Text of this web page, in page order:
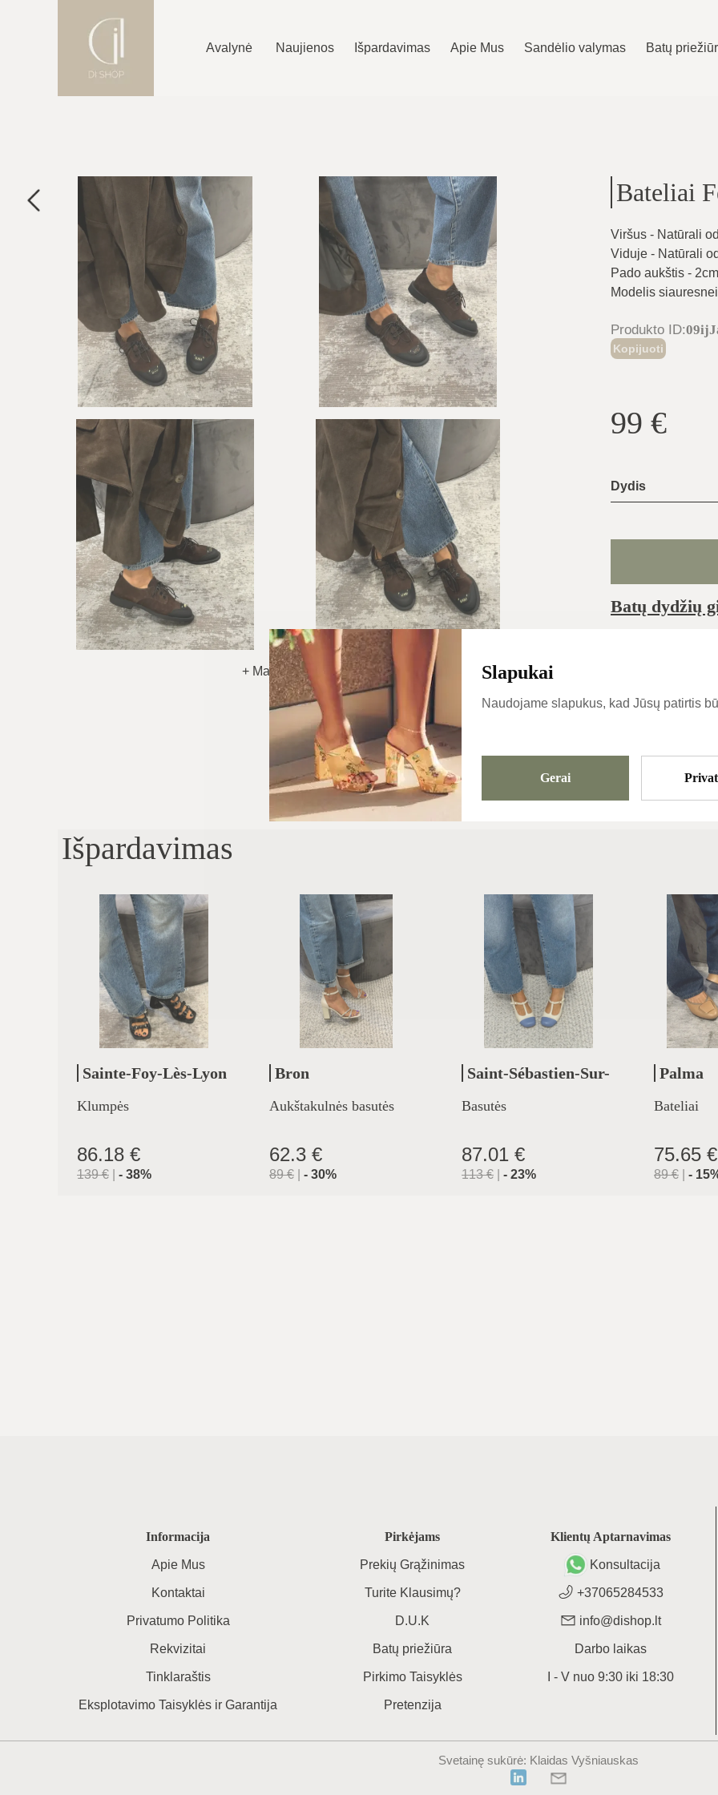
Slapukai
Naudojame slapukus, kad Jūsų patirtis
Gerai
Avalynė Naujienos Išpardavimas Apie Mus Sandėlio valymas Batų
+ Matyti Daugiau
Bateliai
Viršus - Natūrali
Viduje - Natūrali
Pado aukštis - 2cm
Modelis
Produkto ID:
Kopijuoti
99 €
Dydis
Batų dydžių
Kategorijos
Išpardavimas
Sainte-Foy-Lès-Lyon
Klumpės
86.18 €
139€ - 38%
Bron
Aukštakulnės basutės
62.3 €
89€ - 30%
Saint-Sébastien-Sur-
Basutės
87.01 €
113€ - 23%
Palma
Bateliai
75.65 €
89€ - 15
Informacija
Apie Mus
Kontaktai
Privatumo Politika
Rekvizitai
Tinklaraštis
Eksplotavimo Taisyklės ir Garantija
Pirkėjams
Prekių Grąžinimas
Turite Klausimų?
D.U.K
Batų priežiūra
Pirkimo Taisyklės
Pretenzija
Klientų Aptarnavimas
Konsultacija
+37065284533
info@dishop.lt
Darbo laikas
I - V nuo 9:30 iki 18:30
Svetainę sukūrė: Klaidas Vyšniauskas